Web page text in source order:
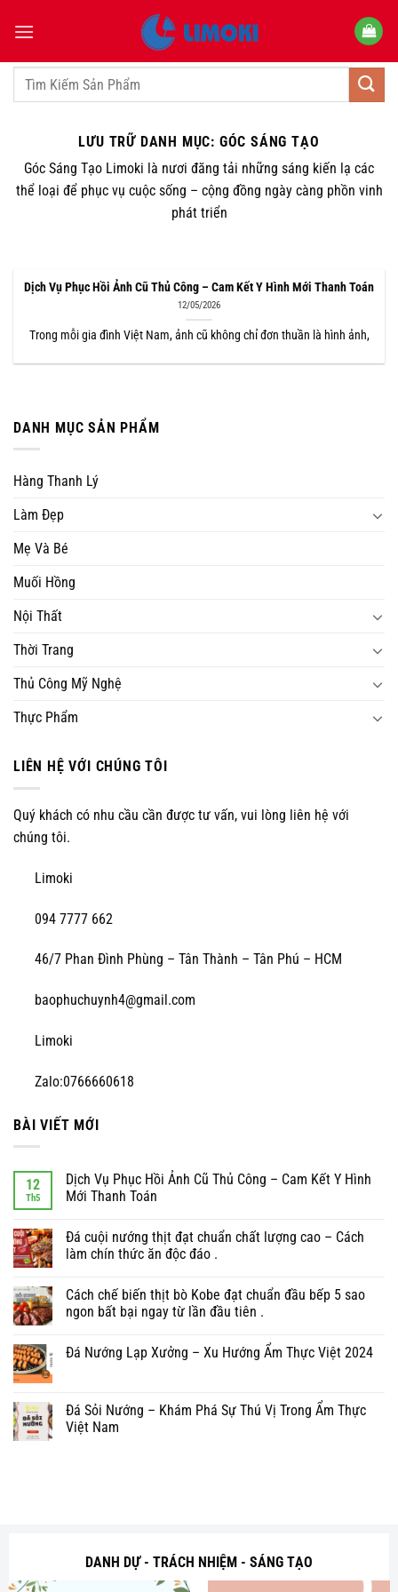
qua
dungTìm
LƯU TRỮ DANH MỤC: GÓC SÁNG TẠO
Góc Sáng Tạo Limoki là nươi đăng tải những sáng kiến lạ các
thể loại để phục vụ cuộc sống – cộng đồng ngày càng phồn vinh
phát triển
Dịch Vụ Phục Hồi Ảnh Cũ Thủ Công – Cam Kết Y Hình Mới Thanh Toán
12/05/2026
Trong mỗi gia đình Việt Nam, ảnh cũ không chỉ đơn thuần là hình ảnh,
DANH MỤC SẢN PHẨM
Hàng Thanh Lý
Làm Đẹp
Mẹ Và Bé
Muối Hồng
Nội Thất
Thời Trang
Thủ Công Mỹ Nghệ
Thực Phẩm
LIÊN HỆ VỚI CHÚNG TÔI
Quý khách có nhu cầu cần được tư vấn, vui lòng liên hệ với
chúng tôi.
Limoki
094 7777 662
46/7 Phan Đình Phùng – Tân Thành – Tân Phú – HCM
baophuchuynh4@gmail.com
Limoki
Zalo:0766660618
BÀI VIẾT MỚI
12
Th5
Dịch Vụ Phục Hồi Ảnh Cũ Thủ Công – Cam Kết Y Hình
Mới Thanh Toán
Đá cuội nướng thịt đạt chuẩn chất lượng cao – Cách
làm chín thức ăn độc đáo .
Cách chế biến thịt bò Kobe đạt chuẩn đầu bếp 5 sao
ngon bất bại ngay từ lần đầu tiên .
Đá Nướng Lạp Xưởng – Xu Hướng Ẩm Thực Việt 2024
Đá Sỏi Nướng – Khám Phá Sự Thú Vị Trong Ẩm Thực
Việt Nam
DANH DỰ - TRÁCH NHIỆM - SÁNG TẠO